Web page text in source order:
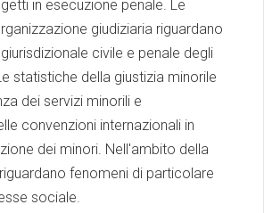
in esecuzione penale. Le
giudiziaria riguardano
civile e penale degli
statistiche della giustizia minorile
dei servizi minorili e
convenzioni internazionali in
dei minori. Nell'ambito della
fenomeni di particolare
sociale.